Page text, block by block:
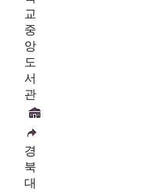
교
중
앙
도
서
관
경
북
대